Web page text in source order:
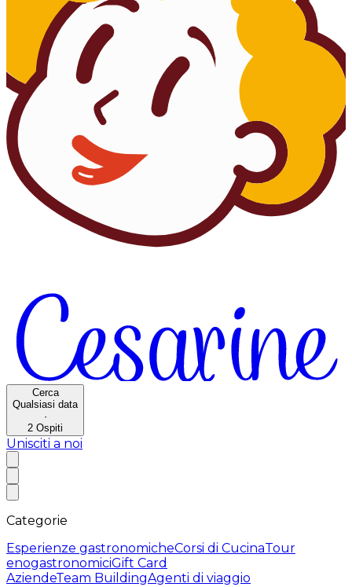
Cerca
Qualsiasi data
·
2 Ospiti
Unisciti a noi
Categorie
Esperienze gastronomicheCorsi di CucinaTour
enogastronomiciGift Card
AziendeTeam BuildingAgenti di viaggio